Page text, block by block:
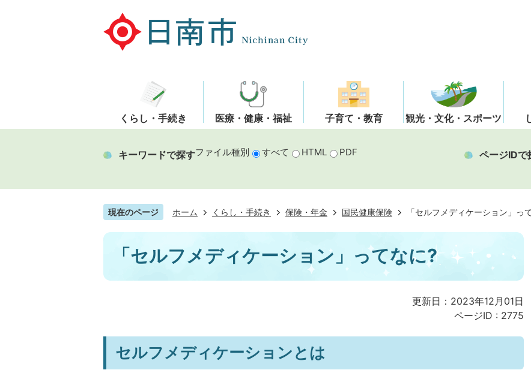
くらし・手続き 医療・健康・福祉 子育て・教育 観光・文化・スポーツ
キーワードで探すファイル種別 すべて HTML PDF ページIDで
現在のページ ホーム くらし・手続き 保険・年金 国民健康保険 「セルフメディケーション」っ
「セルフメディケーション」ってなに?
更新日：2023年12月01日
ページID : 2775
セルフメディケーションとは